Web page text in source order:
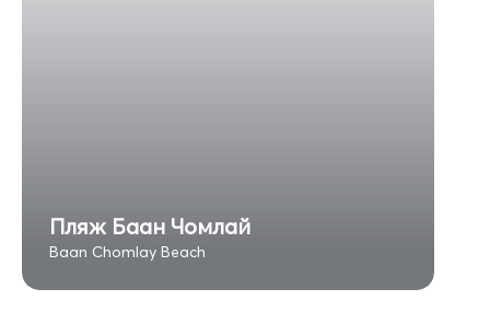
Пляж Баан Чомлай
Baan Chomlay Beach